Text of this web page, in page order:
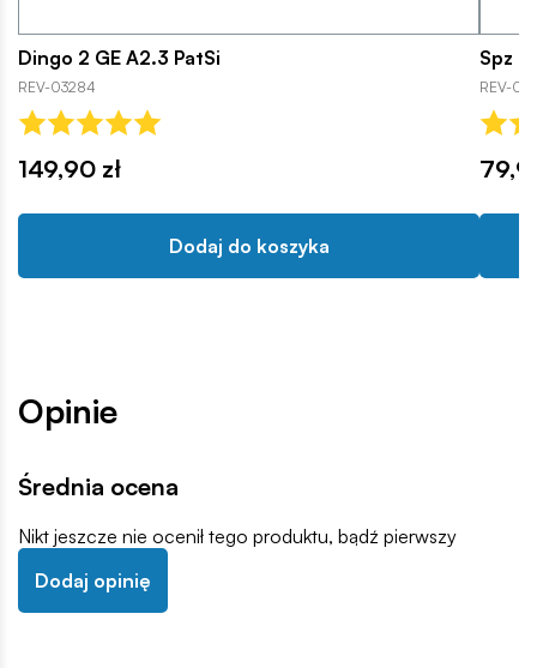
Dingo 2 GE A2.3 PatSi
REV-03284
149,90 zł
Dodaj do koszyka
Spz
REV-
Opinie
Średnia ocena
Nikt jeszcze nie ocenił tego produktu, bądź pierwszy
Dodaj opinię